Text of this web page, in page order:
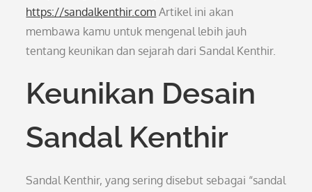
https://sandalkenthir.com Artikel ini akan
membawa kamu untuk mengenal lebih jauh
tentang keunikan dan sejarah dari Sandal Kenthir.
Keunikan Desain
Sandal Kenthir
Sandal Kenthir, yang sering disebut sebagai “sandal